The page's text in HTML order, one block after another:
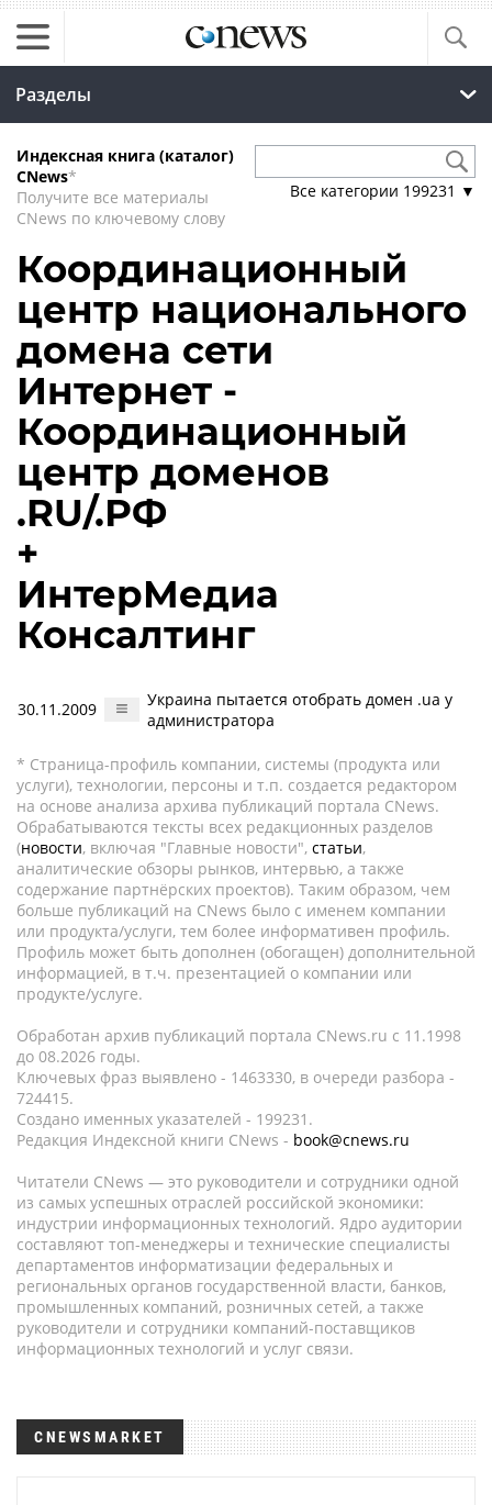
Разделы
Индексная книга (каталог)
CNews*
Получите все материалы
CNews по ключевому слову
Все категории 199231 ▼
Координационный
центр национального
домена сети
Интернет -
Координационный
центр доменов
.RU/.РФ
+
ИнтерМедиа
Консалтинг
30.11.2009
Украина пытается отобрать домен .ua у
администратора
* Страница-профиль компании, системы (продукта или
услуги), технологии, персоны и т.п. создается редактором
на основе анализа архива публикаций портала CNews.
Обрабатываются тексты всех редакционных разделов
(новости, включая "Главные новости", статьи,
аналитические обзоры рынков, интервью, а также
содержание партнёрских проектов). Таким образом, чем
больше публикаций на CNews было с именем компании
или продукта/услуги, тем более информативен профиль.
Профиль может быть дополнен (обогащен) дополнительной
информацией, в т.ч. презентацией о компании или
продукте/услуге.
Обработан архив публикаций портала CNews.ru c 11.1998
до 08.2026 годы.
Ключевых фраз выявлено - 1463330, в очереди разбора -
724415.
Создано именных указателей - 199231.
Редакция Индексной книги CNews - book@cnews.ru
Читатели CNews — это руководители и сотрудники одной
из самых успешных отраслей российской экономики:
индустрии информационных технологий. Ядро аудитории
составляют топ-менеджеры и технические специалисты
департаментов информатизации федеральных и
региональных органов государственной власти, банков,
промышленных компаний, розничных сетей, а также
руководители и сотрудники компаний-поставщиков
информационных технологий и услуг связи.
CNEWSMARKET